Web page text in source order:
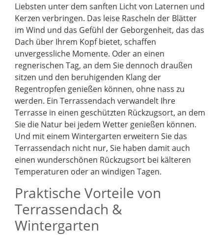
Liebsten unter dem sanften Licht von Laternen und
Kerzen verbringen. Das leise Rascheln der Blätter
im Wind und das Gefühl der Geborgenheit, das das
Dach über Ihrem Kopf bietet, schaffen
unvergessliche Momente. Oder an einen
regnerischen Tag, an dem Sie dennoch draußen
sitzen und den beruhigenden Klang der
Regentropfen genießen können, ohne nass zu
werden. Ein Terrassendach verwandelt Ihre
Terrasse in einen geschützten Rückzugsort, an dem
Sie die Natur bei jedem Wetter genießen können.
Und mit einem Wintergarten erweitern Sie das
Terrassendach nicht nur, Sie haben damit auch
einen wunderschönen Rückzugsort bei kälteren
Temperaturen oder an windigen Tagen.
Praktische Vorteile von
Terrassendach &
Wintergarten